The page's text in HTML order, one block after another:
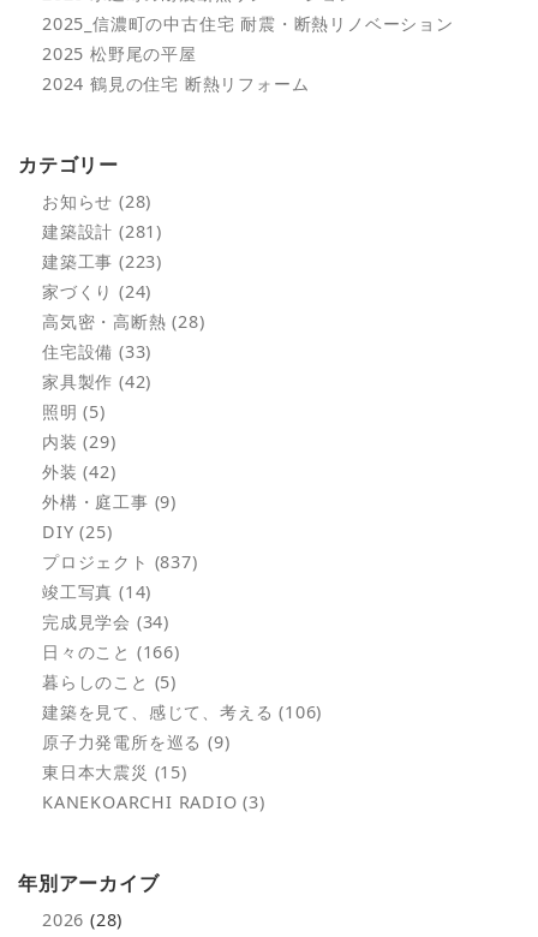
2025_信濃町の中古住宅 耐震・断熱リノベーション
2025 松野尾の平屋
2024 鶴見の住宅 断熱リフォーム
カテゴリー
お知らせ (28)
建築設計 (281)
建築工事 (223)
家づくり (24)
高気密・高断熱 (28)
住宅設備 (33)
家具製作 (42)
照明 (5)
内装 (29)
外装 (42)
外構・庭工事 (9)
DIY (25)
プロジェクト (837)
竣工写真 (14)
完成見学会 (34)
日々のこと (166)
暮らしのこと (5)
建築を見て、感じて、考える (106)
原子力発電所を巡る (9)
東日本大震災 (15)
KANEKOARCHI RADIO (3)
年別アーカイブ
2026 (28)